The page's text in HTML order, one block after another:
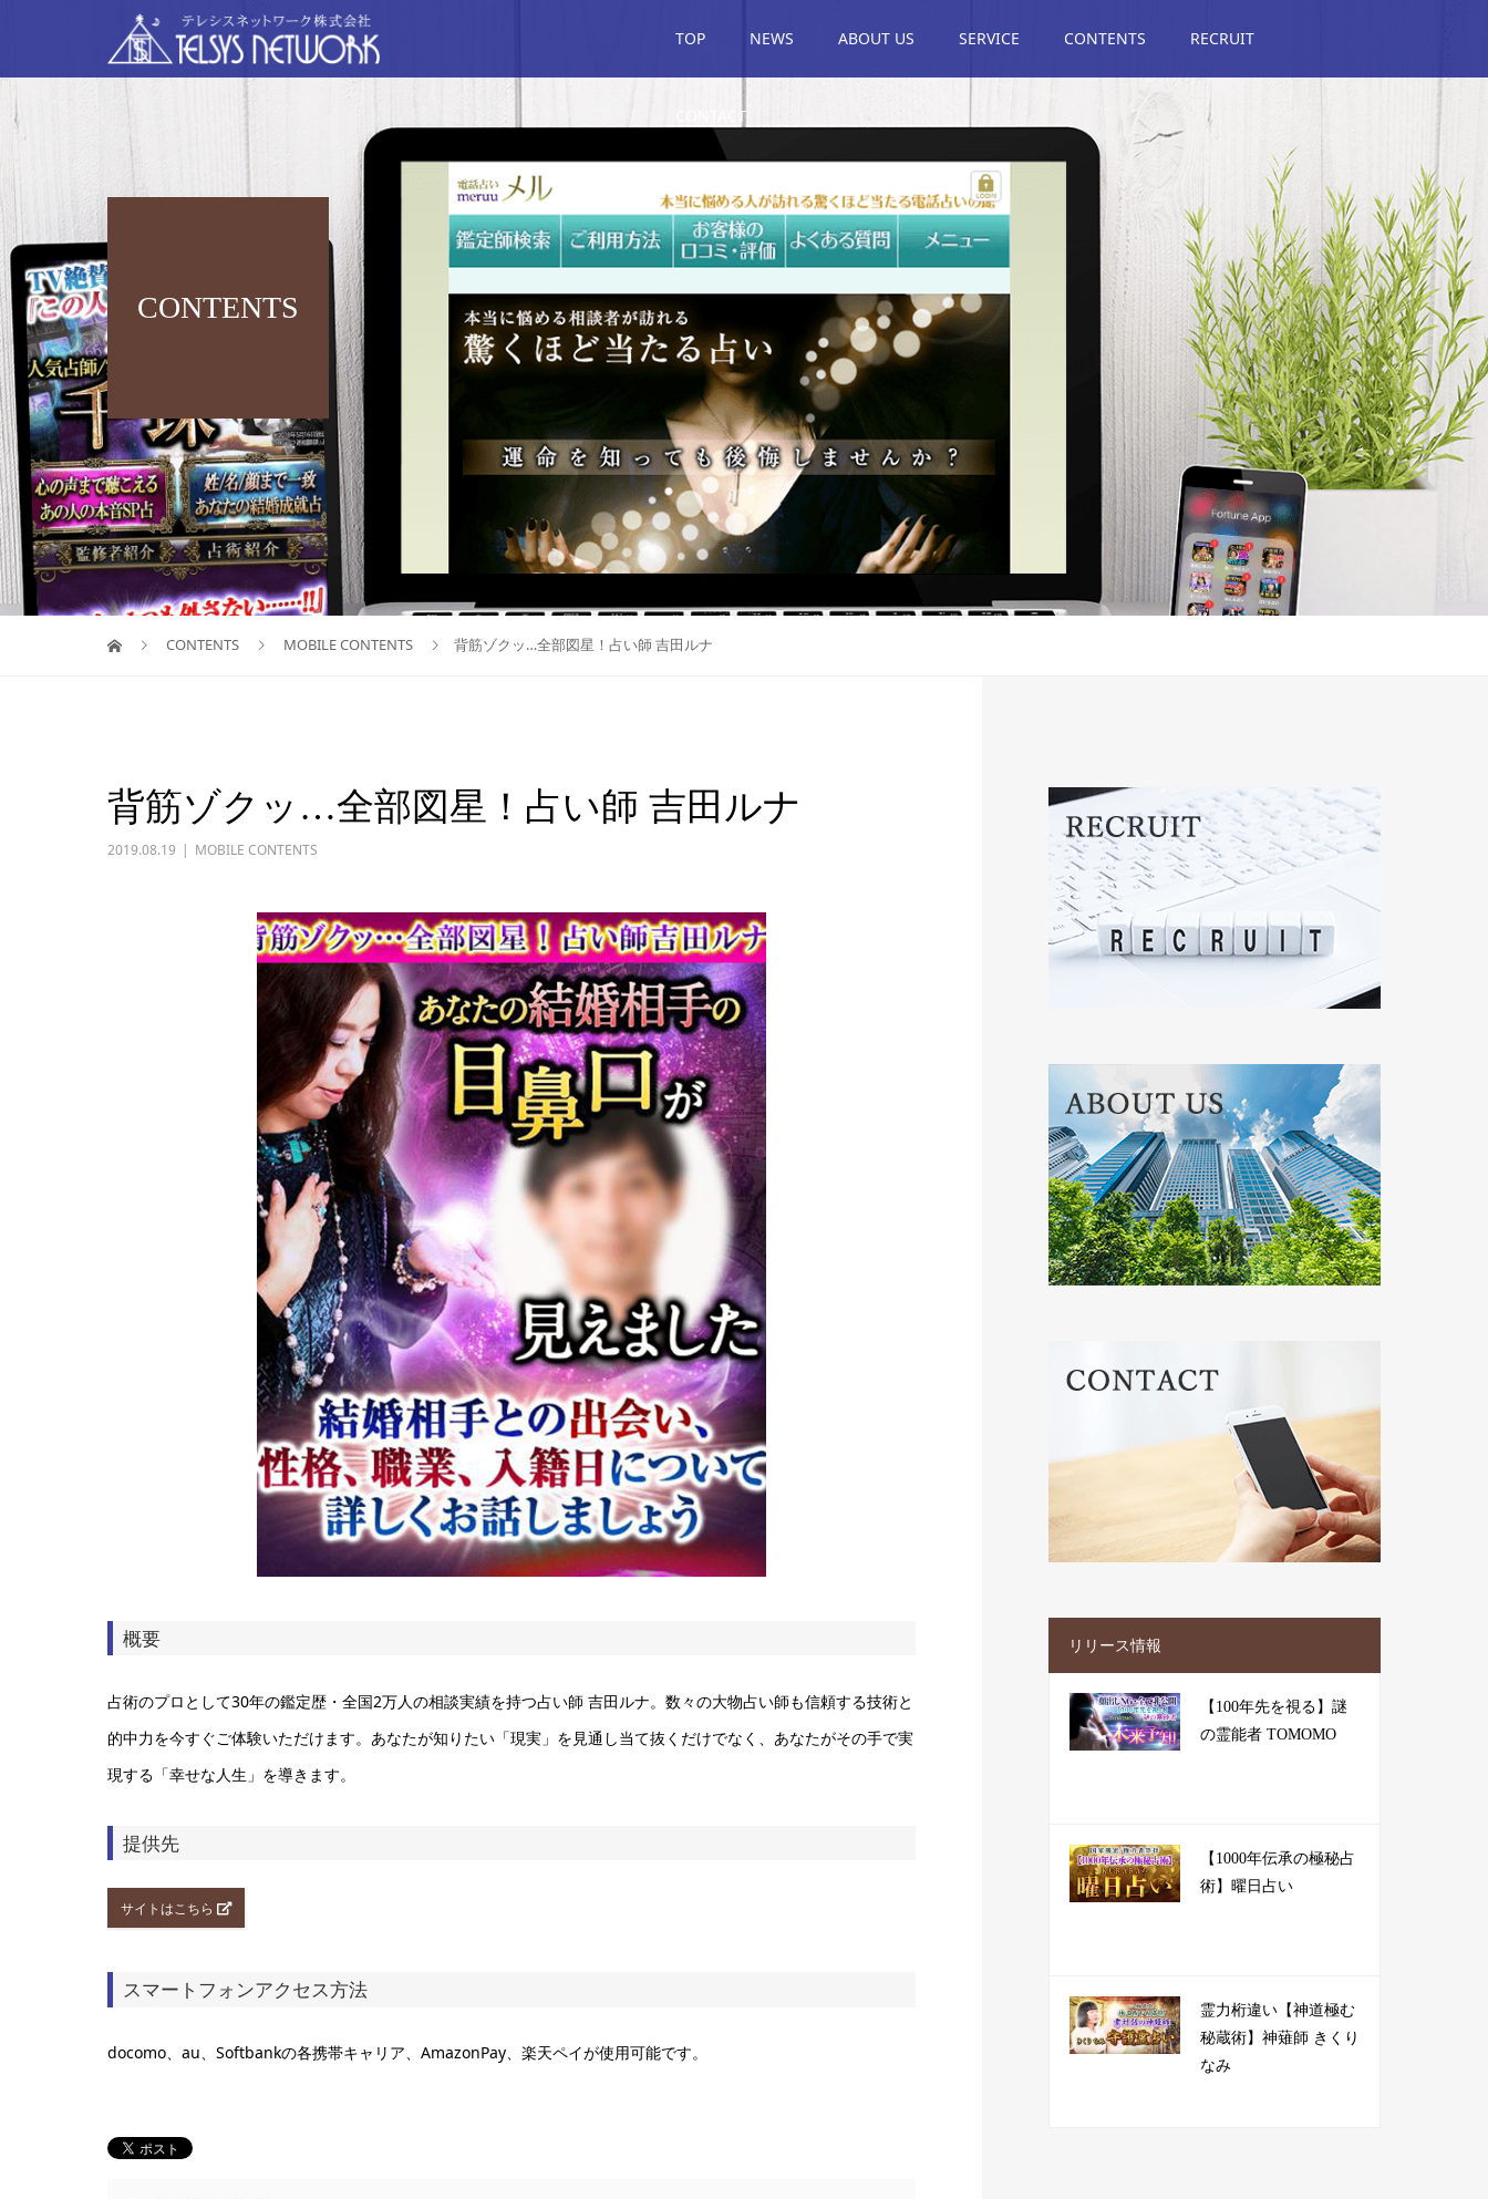
TOP NEWS ABOUT US SERVICE CONTENTS RECRUIT
CONTACT
CONTENTS
CONTENTS MOBILE CONTENTS 背筋ゾクッ…全部図星！占い師 吉田ルナ
背筋ゾクッ…全部図星！占い師 吉田ルナ
2019.08.19 MOBILE CONTENTS
概要
占術のプロとして30年の鑑定歴・全国2万人の相談実績を持つ占い師 吉田ルナ。数々の大物占い師も信頼する技術と
的中力を今すぐご体験いただけます。あなたが知りたい「現実」を見通し当て抜くだけでなく、あなたがその手で実
現する「幸せな人生」を導きます。
提供先
サイトはこちら
スマートフォンアクセス方法
docomo、au、Softbankの各携帯キャリア、AmazonPay、楽天ペイが使用可能です。
リリース情報
【100年先を視る】謎
の霊能者 TOMOMO
【1000年伝承の極秘占
術】曜日占い
霊力桁違い【神道極む
秘蔵術】神薙師 きくり
なみ